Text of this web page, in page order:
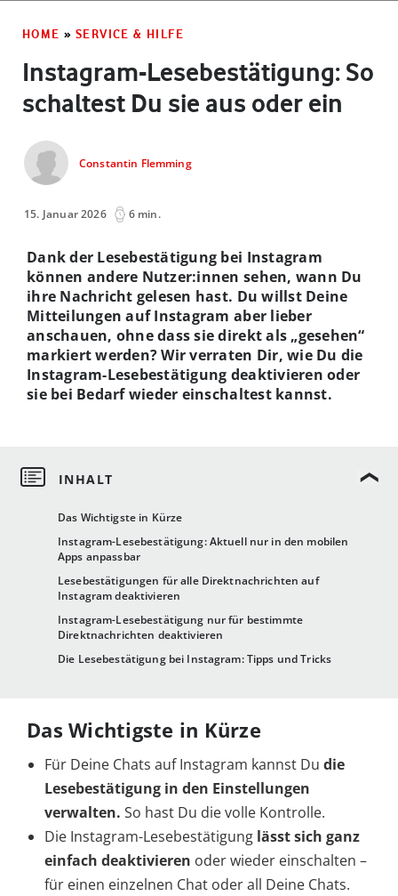
HOME » SERVICE & HILFE
Instagram-Lesebestätigung: So
schaltest Du sie aus oder ein
Constantin Flemming
15. Januar 2026 6 min.
Das Wichtigste in Kürze
Instagram-Lesebestätigung: Aktuell nur in den mobilen
Apps anpassbar
Lesebestätigungen für alle Direktnachrichten auf
Instagram deaktivieren
Instagram-Lesebestätigung nur für bestimmte
Direktnachrichten deaktivieren
Die Lesebestätigung bei Instagram: Tipps und Tricks
Dank der Lesebestätigung bei Instagram
können andere Nutzer:innen sehen, wann Du
ihre Nachricht gelesen hast. Du willst Deine
Mitteilungen auf Instagram aber lieber
anschauen, ohne dass sie direkt als „gesehen“
markiert werden? Wir verraten Dir, wie Du die
Instagram-Lesebestätigung deaktivieren oder
sie bei Bedarf wieder einschaltest kannst.
Das Wichtigste in Kürze
Für Deine Chats auf Instagram kannst Du die
Lesebestätigung in den Einstellungen
verwalten. So hast Du die volle Kontrolle.
Die Instagram-Lesebestätigung lässt sich ganz
einfach deaktivieren oder wieder einschalten –
für einen einzelnen Chat oder all Deine Chats.